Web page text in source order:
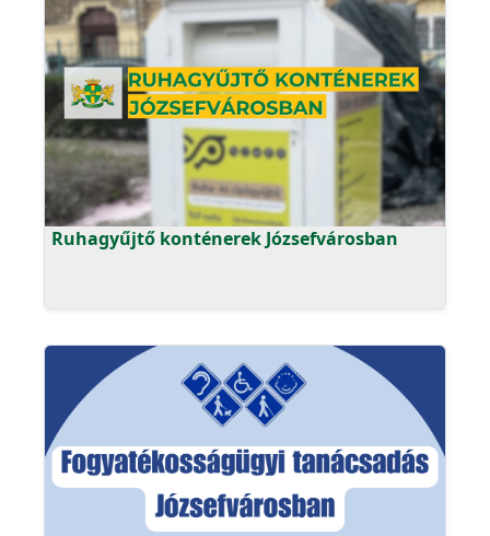
Ruhagyűjtő konténerek Józsefvárosban